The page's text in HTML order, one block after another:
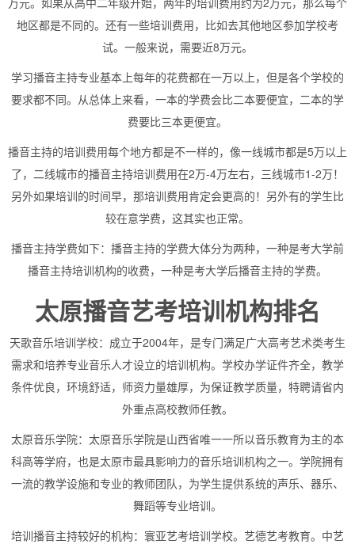
地区都是不同的。还有一些培训费用，比如去其他地区参加学校考
试。一般来说，需要近8万元。
学习播音主持专业基本上每年的花费都在一万以上，但是各个学校的
要求都不同。从总体上来看，一本的学费会比二本要便宜，二本的学
费要比三本更便宜。
播音主持的培训费用每个地方都是不一样的，像一线城市都是5万以上
了，二线城市的播音主持培训费用在2万-4万左右，三线城市1-2万！
另外如果培训的时间早，那培训费用肯定会更高的！另外有的学生比
较在意学费，这其实也正常。
播音主持学费如下：播音主持的学费大体分为两种，一种是考大学前
播音主持培训机构的收费，一种是考大学后播音主持的学费。
太原播音艺考培训机构排名
天歌音乐培训学校：成立于2004年，是专门满足广大高考艺术类考生
需求和培养专业音乐人才设立的培训机构。学校办学证件齐全，教学
条件优良，环境舒适，师资力量雄厚，为保证教学质量，特聘请省内
外重点高校教师任教。
太原音乐学院：太原音乐学院是山西省唯一一所以音乐教育为主的本
科高等学府，也是太原市最具影响力的音乐培训机构之一。学院拥有
一流的教学设施和专业的教师团队，为学生提供系统的声乐、器乐、
舞蹈等专业培训。
培训播音主持较好的机构：寰亚艺考培训学校。艺德艺考教育。中艺